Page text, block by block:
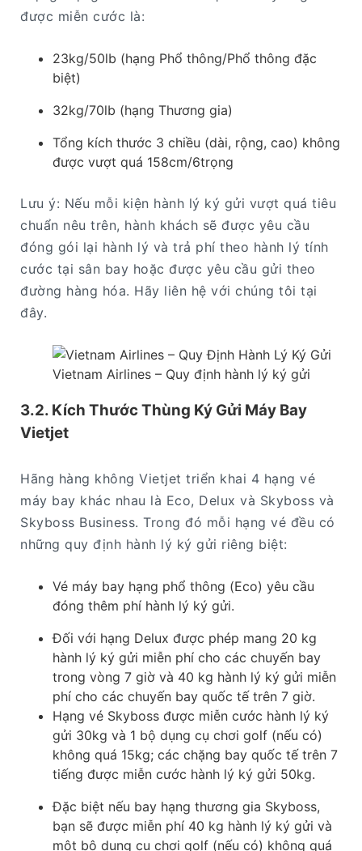
được miễn cước là:
23kg/50lb (hạng Phổ thông/Phổ thông đặc
biệt)
32kg/70lb (hạng Thương gia)
Tổng kích thước 3 chiều (dài, rộng, cao) không
được vượt quá 158cm/6trọng
Lưu ý: Nếu mỗi kiện hành lý ký gửi vượt quá tiêu
chuẩn nêu trên, hành khách sẽ được yêu cầu
đóng gói lại hành lý và trả phí theo hành lý tính
cước tại sân bay hoặc được yêu cầu gửi theo
đường hàng hóa. Hãy liên hệ với chúng tôi tại
đây.
Vietnam Airlines – Quy định hành lý ký gửi
3.2. Kích Thước Thùng Ký Gửi Máy Bay
Vietjet
Hãng hàng không Vietjet triển khai 4 hạng vé
máy bay khác nhau là Eco, Delux và Skyboss và
Skyboss Business. Trong đó mỗi hạng vé đều có
những quy định hành lý ký gửi riêng biệt:
Vé máy bay hạng phổ thông (Eco) yêu cầu
đóng thêm phí hành lý ký gửi.
Đối với hạng Delux được phép mang 20 kg
hành lý ký gửi miễn phí cho các chuyến bay
trong vòng 7 giờ và 40 kg hành lý ký gửi miễn
phí cho các chuyến bay quốc tế trên 7 giờ.
Hạng vé Skyboss được miễn cước hành lý ký
gửi 30kg và 1 bộ dụng cụ chơi golf (nếu có)
không quá 15kg; các chặng bay quốc tế trên 7
tiếng được miễn cước hành lý ký gửi 50kg.
Đặc biệt nếu bay hạng thương gia Skyboss,
bạn sẽ được miễn phí 40 kg hành lý ký gửi và
một bộ dụng cụ chơi golf (nếu có) không quá